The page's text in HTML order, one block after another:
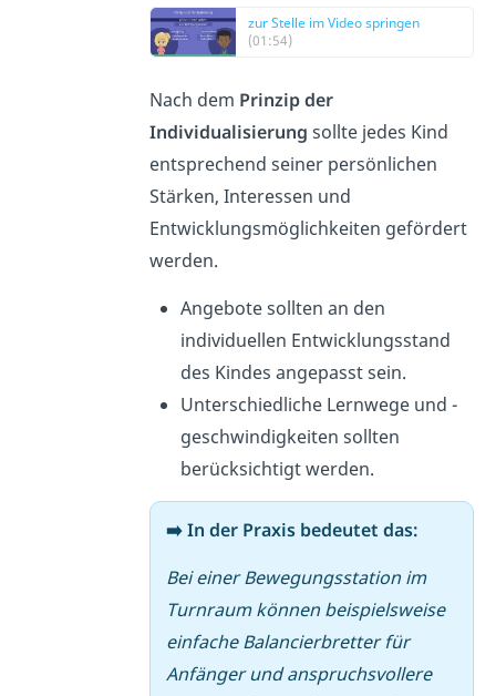
zur Stelle im Video springen
(01:54)
Nach dem Prinzip der
Individualisierung sollte jedes Kind
entsprechend seiner persönlichen
Stärken, Interessen und
Entwicklungsmöglichkeiten gefördert
werden.
Angebote sollten an den
individuellen Entwicklungsstand
des Kindes angepasst sein.
Unterschiedliche Lernwege und -
geschwindigkeiten sollten
berücksichtigt werden.
➡️ In der Praxis bedeutet das:
Bei einer Bewegungsstation im
Turnraum können beispielsweise
einfache Balancierbretter für
Anfänger und anspruchsvollere